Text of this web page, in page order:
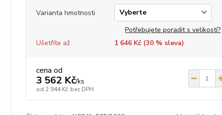
Varianta hmotnosti
Potřebujete poradit s velikostí?
Ušetříte až
1 646 Kč (30% sleva)
cena od
3 562 Kč/ks
od 2 944 Kč bez DPH